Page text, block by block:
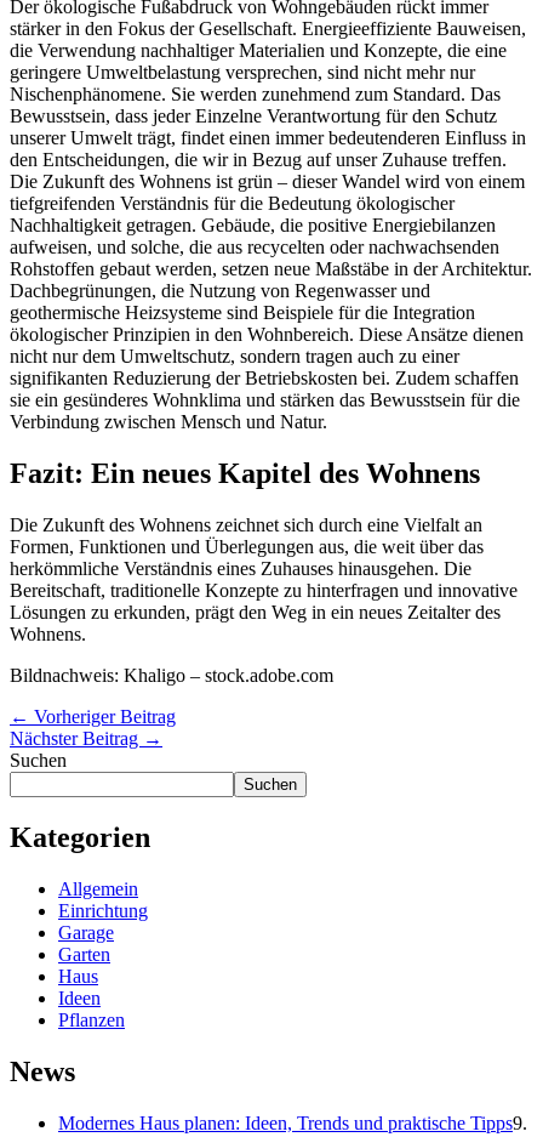
Der ökologische Fußabdruck von Wohngebäuden rückt immer
stärker in den Fokus der Gesellschaft. Energieeffiziente Bauweisen,
die Verwendung nachhaltiger Materialien und Konzepte, die eine
geringere Umweltbelastung versprechen, sind nicht mehr nur
Nischenphänomene. Sie werden zunehmend zum Standard. Das
Bewusstsein, dass jeder Einzelne Verantwortung für den Schutz
unserer Umwelt trägt, findet einen immer bedeutenderen Einfluss in
den Entscheidungen, die wir in Bezug auf unser Zuhause treffen.
Die Zukunft des Wohnens ist grün – dieser Wandel wird von einem
tiefgreifenden Verständnis für die Bedeutung ökologischer
Nachhaltigkeit getragen. Gebäude, die positive Energiebilanzen
aufweisen, und solche, die aus recycelten oder nachwachsenden
Rohstoffen gebaut werden, setzen neue Maßstäbe in der Architektur.
Dachbegrünungen, die Nutzung von Regenwasser und
geothermische Heizsysteme sind Beispiele für die Integration
ökologischer Prinzipien in den Wohnbereich. Diese Ansätze dienen
nicht nur dem Umweltschutz, sondern tragen auch zu einer
signifikanten Reduzierung der Betriebskosten bei. Zudem schaffen
sie ein gesünderes Wohnklima und stärken das Bewusstsein für die
Verbindung zwischen Mensch und Natur.
Fazit: Ein neues Kapitel des Wohnens
Die Zukunft des Wohnens zeichnet sich durch eine Vielfalt an
Formen, Funktionen und Überlegungen aus, die weit über das
herkömmliche Verständnis eines Zuhauses hinausgehen. Die
Bereitschaft, traditionelle Konzepte zu hinterfragen und innovative
Lösungen zu erkunden, prägt den Weg in ein neues Zeitalter des
Wohnens.
Bildnachweis: Khaligo – stock.adobe.com
← Vorheriger Beitrag
Nächster Beitrag →
Suchen
Suchen
Kategorien
Allgemein
Einrichtung
Garage
Garten
Haus
Ideen
Pflanzen
News
Modernes Haus planen: Ideen, Trends und praktische Tipps9.